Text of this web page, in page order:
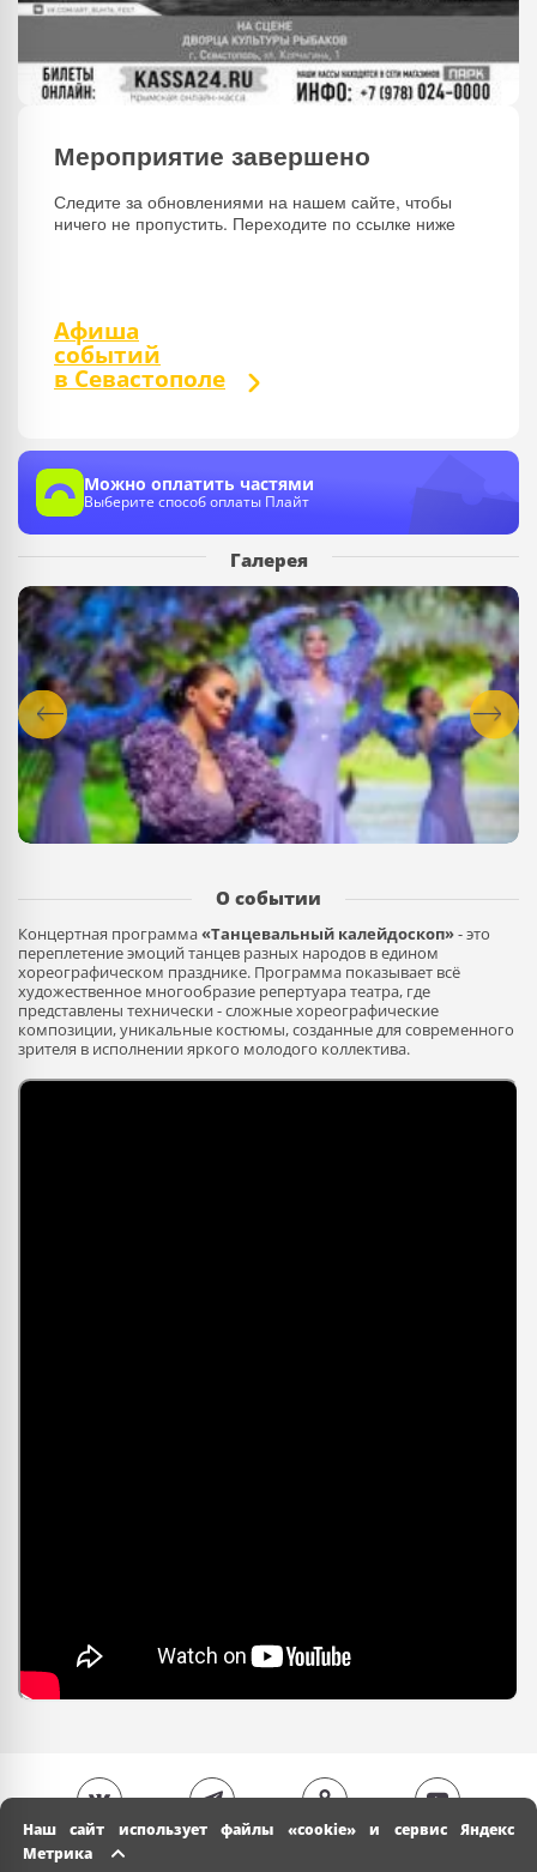
Мероприятие завершено
Следите за обновлениями на нашем сайте, чтобы
ничего не пропустить. Переходите по ссылке ниже
Афиша
событий
в Севастополе
Можно оплатить частями
Выберите способ оплаты Плайт
Галерея
О событии
Концертная программа«Танцевальный калейдоскоп»- это
переплетение эмоций танцев разных народов в едином
хореографическом празднике. Программа показывает всё
художественное многообразие репертуара театра, где
представлены технически - сложные хореографические
композиции, уникальные костюмы, созданные для современного
зрителя в исполнении яркого молодого коллектива.
Наш сайт использует файлы «cookie» и сервис Яндекс
Метрика